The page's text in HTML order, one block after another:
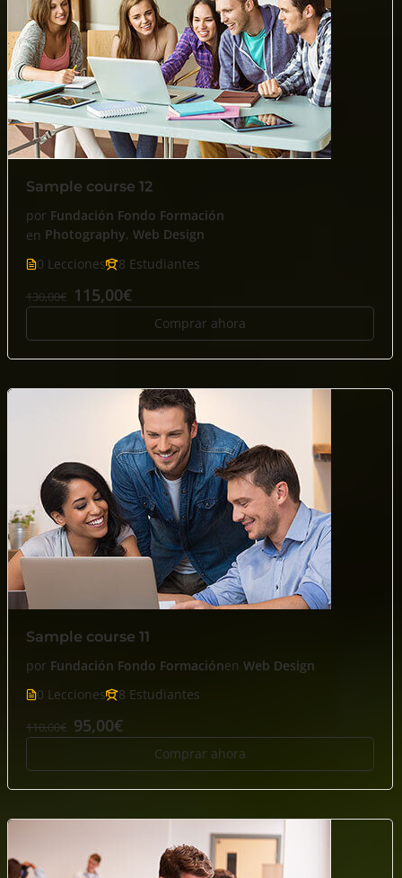
Sample course 12
por Fundación Fondo Formación
en Photography, Web Design
0 Lecciones
8 Estudiantes
130,00€ 115,00€
Comprar ahora
Sample course 11
por Fundación Fondo Formaciónen Web Design
0 Lecciones
8 Estudiantes
110,00€ 95,00€
Comprar ahora